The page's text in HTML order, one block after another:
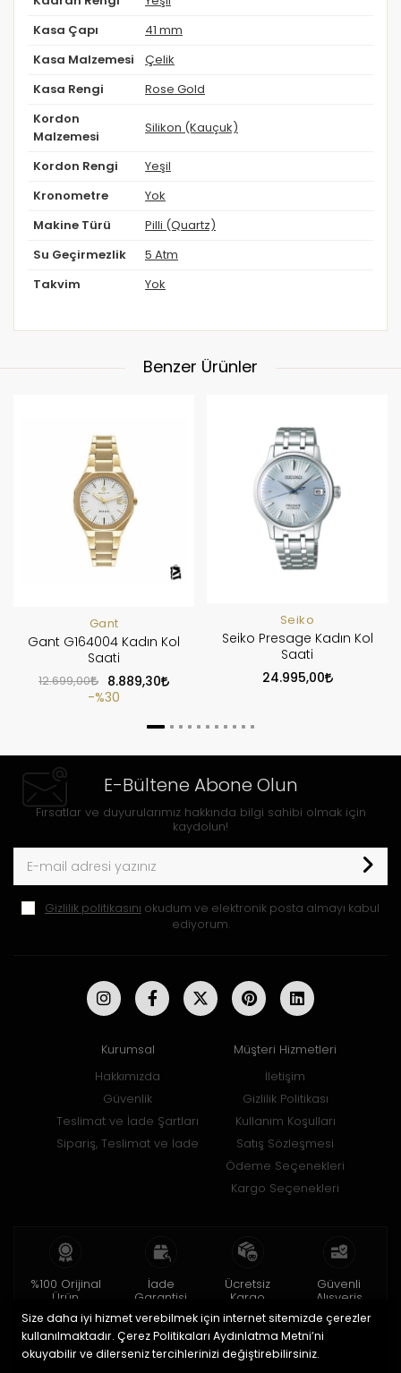
Kasa Çapı 41 mm
Kasa Malzemesi Çelik
Kasa Rengi Rose Gold
Kordon
Malzemesi
Silikon (Kauçuk)
Kordon Rengi Yeşil
Kronometre Yok
Makine Türü Pilli (Quartz)
Su Geçirmezlik 5 Atm
Takvim Yok
Benzer Ürünler
Gant
Gant G164004 Kadın Kol
Saati
12.699,00
8.889,30
%30
Seiko
Seiko Presage Kadın Kol
Saati
24.995,00
E-Bültene Abone Olun
Fırsatlar ve duyurularımız hakkında bilgi sahibi olmak için
kaydolun!
Gizlilik politikasını okudum ve elektronik posta almayı kabul
ediyorum.
Kurumsal
Hakkımızda
Güvenlik
Teslimat ve İade Şartları
Sipariş, Teslimat ve İade
Müşteri Hizmetleri
İletişim
Gizlilik Politikası
Kullanım Koşulları
Satış Sözleşmesi
Ödeme Seçenekleri
Kargo Seçenekleri
%100 Orijinal
Ürün
2 yıl garanti
İade
Garantisi
15 gün içinde
iade
Ücretsiz
Kargo
150 TL ve üzeri
Güvenli
Alışveriş
256bit SSL ile
Size daha iyi hizmet verebilmek için internet sitemizde çerezler
kullanılmaktadır. Çerez Politikaları Aydınlatma Metni’ni
okuyabilir ve dilerseniz tercihlerinizi değiştirebilirsiniz.